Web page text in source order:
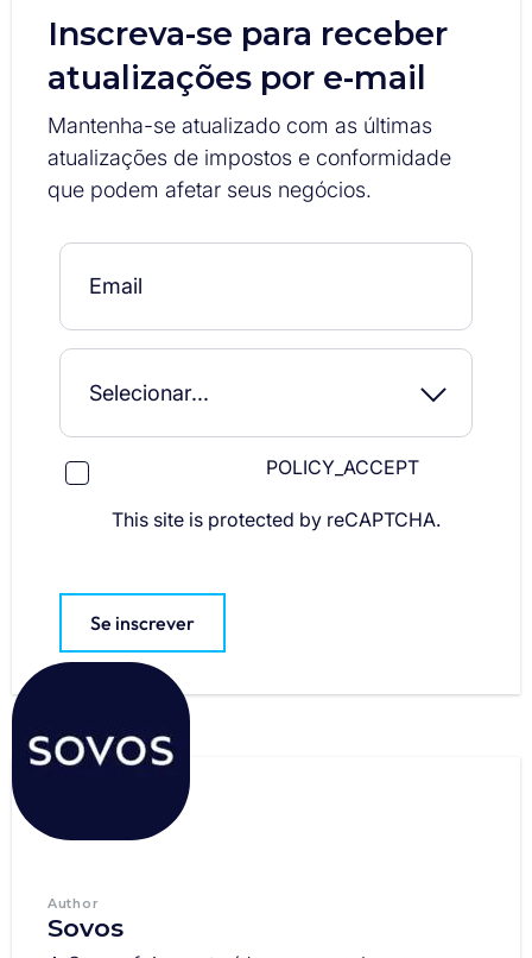
Inscreva-se para receber
atualizações por e-mail
Mantenha-se atualizado com as últimas
atualizações de impostos e conformidade
que podem afetar seus negócios.
POLICY_ACCEPT
This site is protected by reCAPTCHA.
Se inscrever
Author
Sovos